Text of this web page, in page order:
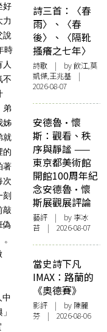
好
力
說
時
不
弟
姊
就
的
著
次
敲
偽
中
詩三首：〈春
雨〉、〈春
後〉、〈隔靴
搔癢之七年〉
詩歌 | by 飲江,莫
凱傑,王兆基 |
2026-08-07
安德魯·懷
斯：觀看、秩
序與靜謐 ——
東京都美術館
開館100周年紀
念安德魯·懷
斯展觀展評論
藝評 | by 李冰
苔 | 2026-08-07
當史詩下凡
IMAX：路蘭的
《奧德賽》
影評 | by 陳麗
芬 | 2026-08-06